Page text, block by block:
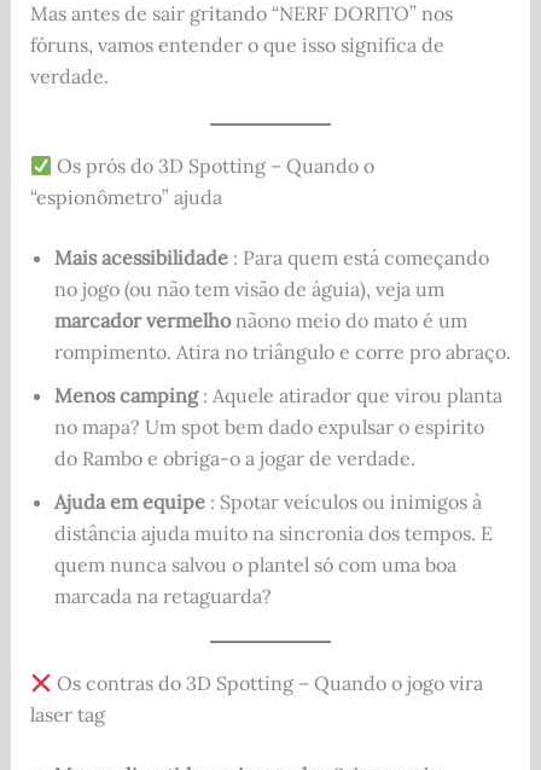
Mas antes de sair gritando “NERF DORITO” nos
fóruns, vamos entender o que isso significa de
verdade.
Os prós do 3D Spotting – Quando o
“espionômetro” ajuda
Mais acessibilidade: Para quem está começando
no jogo (ou não tem visão de águia), veja um
marcador vermelhonãono meio do mato é um
rompimento. Atira no triângulo e corre pro abraço.
Menos camping: Aquele atirador que virou planta
no mapa? Um spot bem dado expulsar o espírito
do Rambo e obriga-o a jogar de verdade.
Ajuda em equipe: Spotar veículos ou inimigos à
distância ajuda muito na sincronia dos tempos. E
quem nunca salvou o plantel só com uma boa
marcada na retaguarda?
Os contras do 3D Spotting – Quando o jogo vira
laser tag